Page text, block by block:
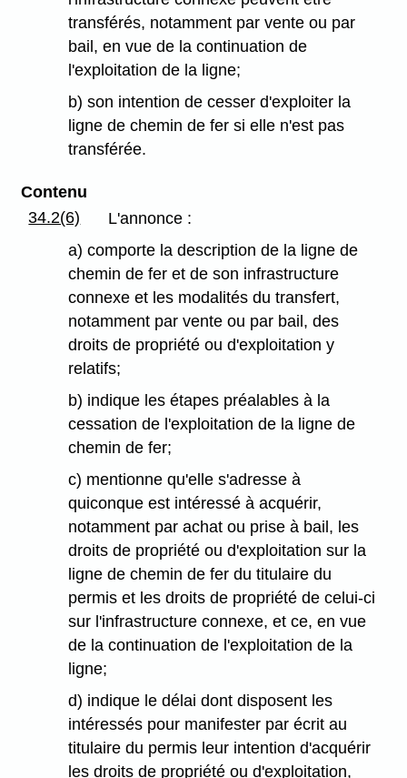
transférés, notamment par vente ou par
bail, en vue de la continuation de
l'exploitation de la ligne;
b) son intention de cesser d'exploiter la
ligne de chemin de fer si elle n'est pas
transférée.
Contenu
34.2(6)
L'annonce :
a) comporte la description de la ligne de
chemin de fer et de son infrastructure
connexe et les modalités du transfert,
notamment par vente ou par bail, des
droits de propriété ou d'exploitation y
relatifs;
b) indique les étapes préalables à la
cessation de l'exploitation de la ligne de
chemin de fer;
c) mentionne qu'elle s'adresse à
quiconque est intéressé à acquérir,
notamment par achat ou prise à bail, les
droits de propriété ou d'exploitation sur la
ligne de chemin de fer du titulaire du
permis et les droits de propriété de celui-ci
sur l'infrastructure connexe, et ce, en vue
de la continuation de l'exploitation de la
ligne;
d) indique le délai dont disposent les
intéressés pour manifester par écrit au
titulaire du permis leur intention d'acquérir
les droits de propriété ou d'exploitation,